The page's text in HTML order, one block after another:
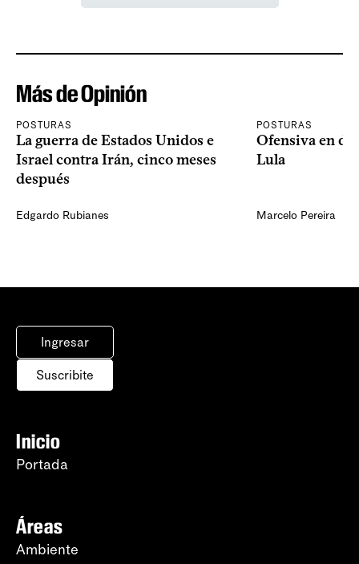
Más de Opinión
POSTURAS
La guerra de Estados Unidos e
Israel contra Irán, cinco meses
después
Edgardo Rubianes
POSTURAS
Ofensiva en
Lula
Marcelo Pereira
Ingresar
Suscribite
Inicio
Portada
Áreas
Ambiente